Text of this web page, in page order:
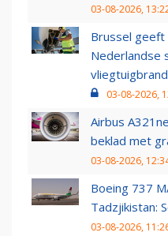
03-08-2026,
Brussel geeft
Nederlandse
03-08-2026,
Airbus
beklad met
03-08-2026,
Boeing 737
Tadzjikistan:
03-08-2026,